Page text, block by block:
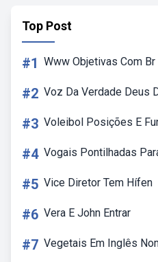
Top Post
#1 Www Objetivas Com Br
#2 Voz Da Verdade Deus
#3 Voleibol Posições E
#4 Vogais Pontilhadas
#5 Vice Diretor Tem Hífen
#6 Vera E John Entrar
#7 Vegetais Em Inglês